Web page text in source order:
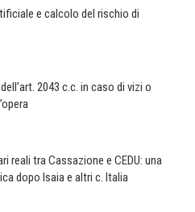
e calcolo del rischio di
2043 c.c. in caso di vizi o
reali tra Cassazione e CEDU: una
dopo Isaia e altri c. Italia